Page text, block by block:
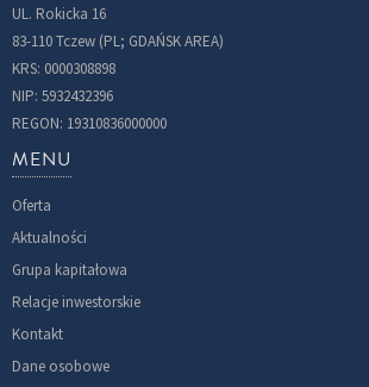
UL. Rokicka 16
83-110 Tczew (PL; GDAŃSK AREA)
KRS: 0000308898
NIP: 5932432396
REGON: 19310836000000
MENU
Oferta
Aktualności
Grupa kapitałowa
Relacje inwestorskie
Kontakt
Dane osobowe